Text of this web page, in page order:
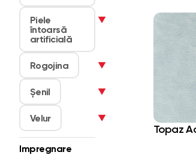
Piele
întoarsă
artificială
▼
Rogojina ▼
Șenil ▼
Velur ▼
Impregnare
Topaz